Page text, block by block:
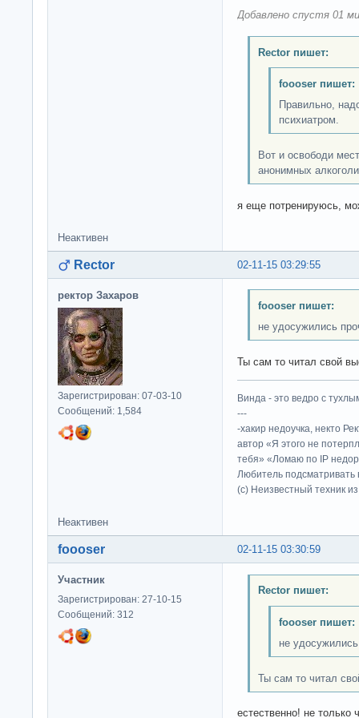
Добавлено спустя 01
Rector пишет:
foooser пишет:
Правильно,
психиатром.
Вот и освободи
анонимных
я еще потренируюсь,
Неактивен
02-11-15 03:29:55
Rector
ректор Захаров
Зарегистрирован: 07-03-10
Сообщений: 1,584
foooser пишет:
не удосужились
Ты сам то читал свой
Винда - это ведро с
---
-хакир недоучка, некто
автор «Я этого не
тебя» «Ломаю по IP
Любитель подсматривать
(c) Неизвестный техник
Неактивен
02-11-15 03:30:59
foooser
Участник
Зарегистрирован: 27-10-15
Сообщений: 312
Rector пишет:
foooser пишет:
не
Ты сам то читал
естественно! не только